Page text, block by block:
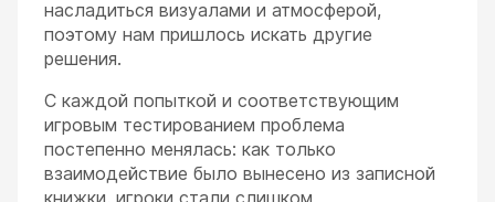
насладиться визуалами и атмосферой,
поэтому нам пришлось искать другие
решения.
С каждой попыткой и соответствующим
игровым тестированием проблема
постепенно менялась: как только
взаимодействие было вынесено из записной
книжки, игроки стали слишком